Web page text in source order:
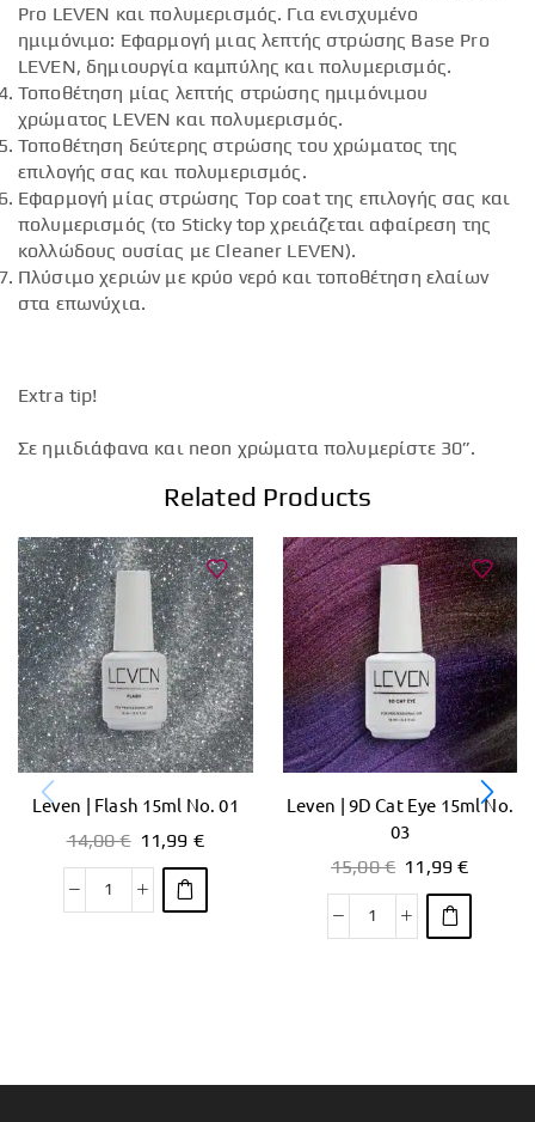
Pro LEVEN και πολυμερισμός. Για ενισχυμένο
ημιμόνιμο: Εφαρμογή μιας λεπτής στρώσης Base Pro
LEVEN, δημιουργία καμπύλης και πολυμερισμός.
Τοποθέτηση μίας λεπτής στρώσης ημιμόνιμου
χρώματος LEVEN και πολυμερισμός.
Τοποθέτηση δεύτερης στρώσης του χρώματος της
επιλογής σας και πολυμερισμός.
Εφαρμογή μίας στρώσης Top coat της επιλογής σας και
πολυμερισμός (το Sticky top χρειάζεται αφαίρεση της
κολλώδους ουσίας με Cleaner LEVEN).
Πλύσιμο χεριών με κρύο νερό και τοποθέτηση ελαίων
στα επωνύχια.
Extra tip!
Σε ημιδιάφανα και neon χρώματα πολυμερίστε 30”.
Related Products
Leven | Flash 15ml No. 01
14,00€ 11,99 €
Leven | 9D Cat Eye 15ml No.
03
15,00€ 11,99€